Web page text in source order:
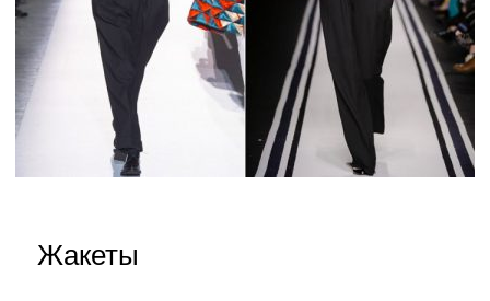
Жакеты